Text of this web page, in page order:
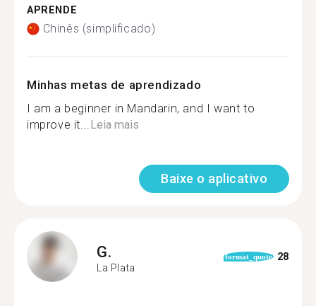
APRENDE
Chinês (simplificado)
Minhas metas de aprendizado
I am a beginner in Mandarin, and I want to
improve it...Leia mais
Baixe o aplicativo
G.
La Plata
format_quote 28